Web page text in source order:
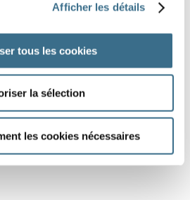
Afficher les détails
tous les cookies
la sélection
les cookies nécessaires